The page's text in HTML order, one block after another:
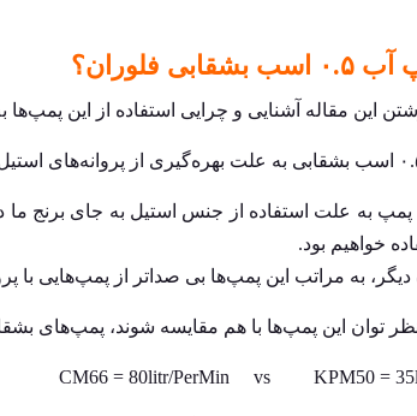
فلوران؟
این مقاله آشنایی و چرایی استفاده از این پمپ‌ها
پمپ به علت استفاده از جنس استیل به جای برنج ما
خواهیم بود.
به مراتب این پمپ‌ها بی صداتر از پمپ‌هایی با
توان این پمپ‌ها با هم مقایسه شوند، پمپ‌های
CM66 = 80litr/PerMin vs KPM50 =